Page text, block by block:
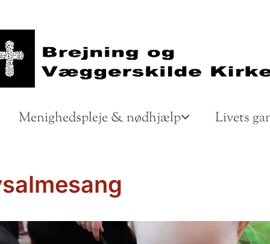
Menighedspleje & nødhjælp Livets